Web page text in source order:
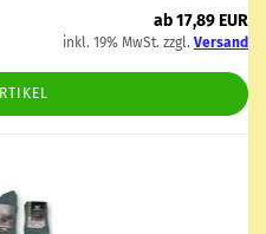
ab 17,89 EUR
inkl. 19% MwSt. zzgl. Versand